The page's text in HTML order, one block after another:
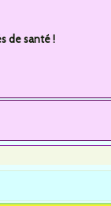
de santé !